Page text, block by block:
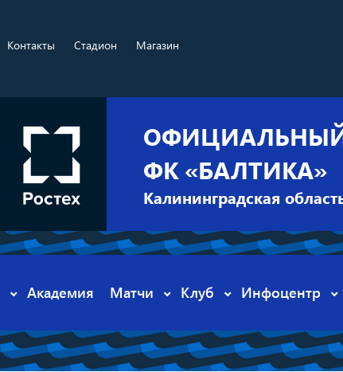
Контакты Стадион Магазин
ФК «БАЛТИКА»
Калининградская
Академия Матчи Клуб Инфоцентр